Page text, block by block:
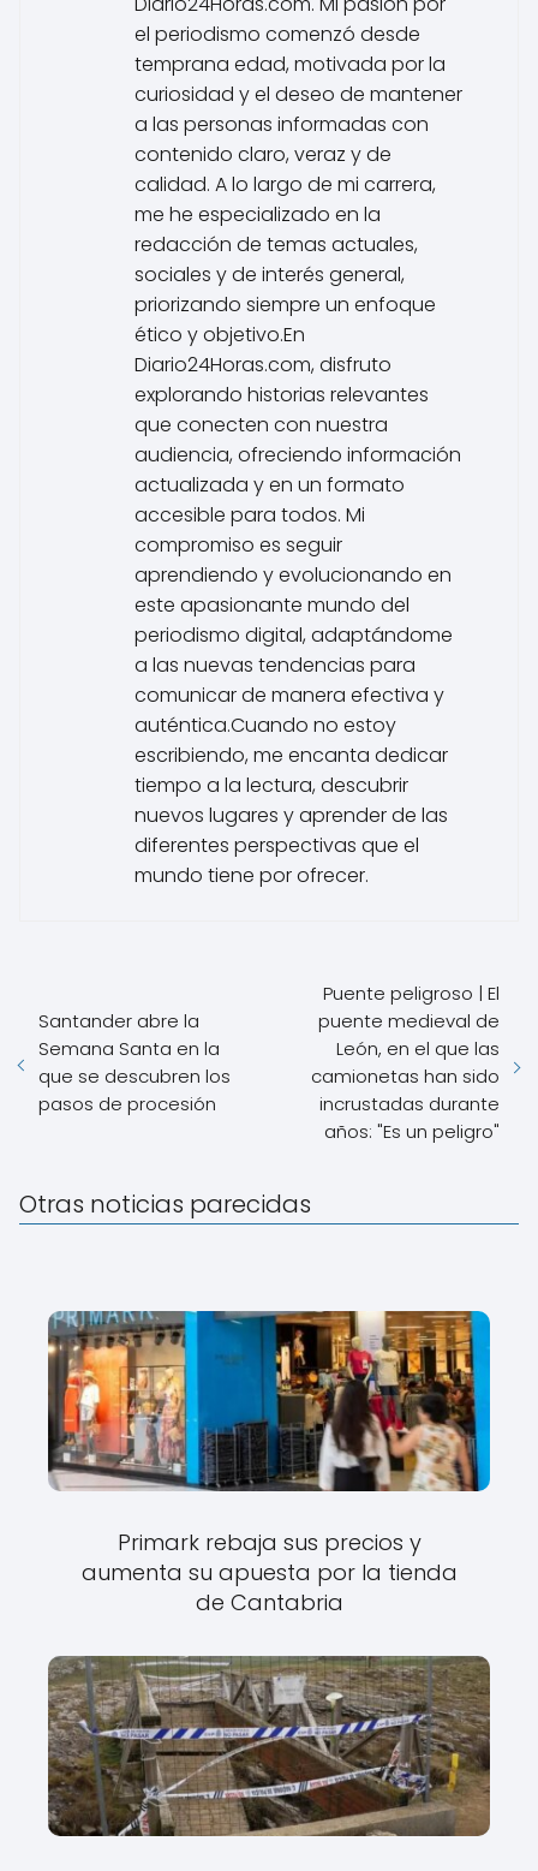
el periodismo comenzó desde
temprana edad, motivada por la
curiosidad y el deseo de mantener
a las personas informadas con
contenido claro, veraz y de
calidad. A lo largo de mi carrera,
me he especializado en la
redacción de temas actuales,
sociales y de interés general,
priorizando siempre un enfoque
ético y objetivo.En
Diario24Horas.com, disfruto
explorando historias relevantes
que conecten con nuestra
audiencia, ofreciendo información
actualizada y en un formato
accesible para todos. Mi
compromiso es seguir
aprendiendo y evolucionando en
este apasionante mundo del
periodismo digital, adaptándome
a las nuevas tendencias para
comunicar de manera efectiva y
auténtica.Cuando no estoy
escribiendo, me encanta dedicar
tiempo a la lectura, descubrir
nuevos lugares y aprender de las
diferentes perspectivas que el
mundo tiene por ofrecer.
Santander abre la
Semana Santa en la
que se descubren los
pasos de procesión
Puente peligroso | El
puente medieval de
León, en el que las
camionetas han sido
incrustadas durante
años: "Es un peligro"
Otras noticias parecidas
Primark rebaja sus precios y
aumenta su apuesta por la tienda
de Cantabria